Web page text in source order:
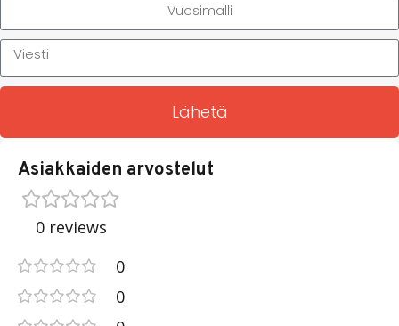
Lähetä
Asiakkaiden arvostelut
0 reviews
0
0